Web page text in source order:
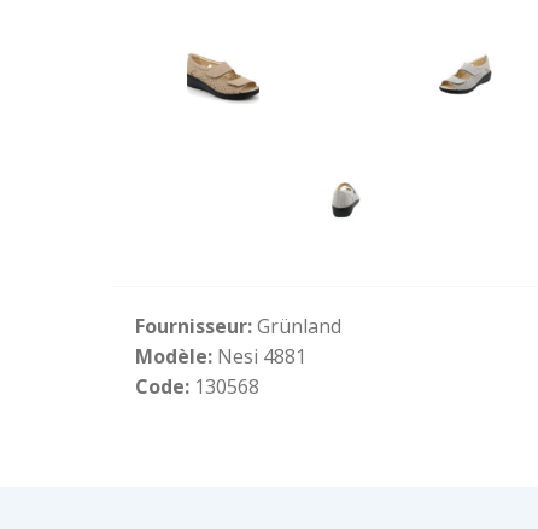
Fournisseur:Grünland
Modèle: Nesi 4881
Code: 130568